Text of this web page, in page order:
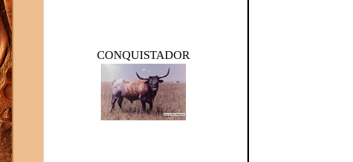
CONQUISTADOR